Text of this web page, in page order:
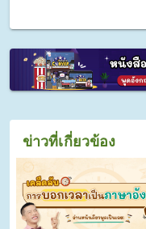
ข่าวที่เกี่ยวข้อง